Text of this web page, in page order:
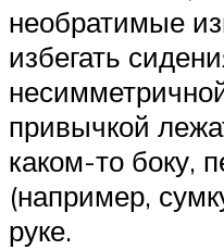
необратимые
избегать
привычкой
каком-то боку,
(например,
руке.